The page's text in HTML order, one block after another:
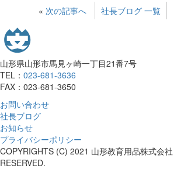
« 次の記事へ 社長ブログ 一覧
山形県山形市馬見ヶ崎一丁目21番7号
TEL： 023-681-3636
FAX：023-681-3650
お問い合わせ
社長ブログ
お知らせ
プライバシーポリシー
COPYRIGHTS (C) 2021 山形教育用品株式会
RESERVED.